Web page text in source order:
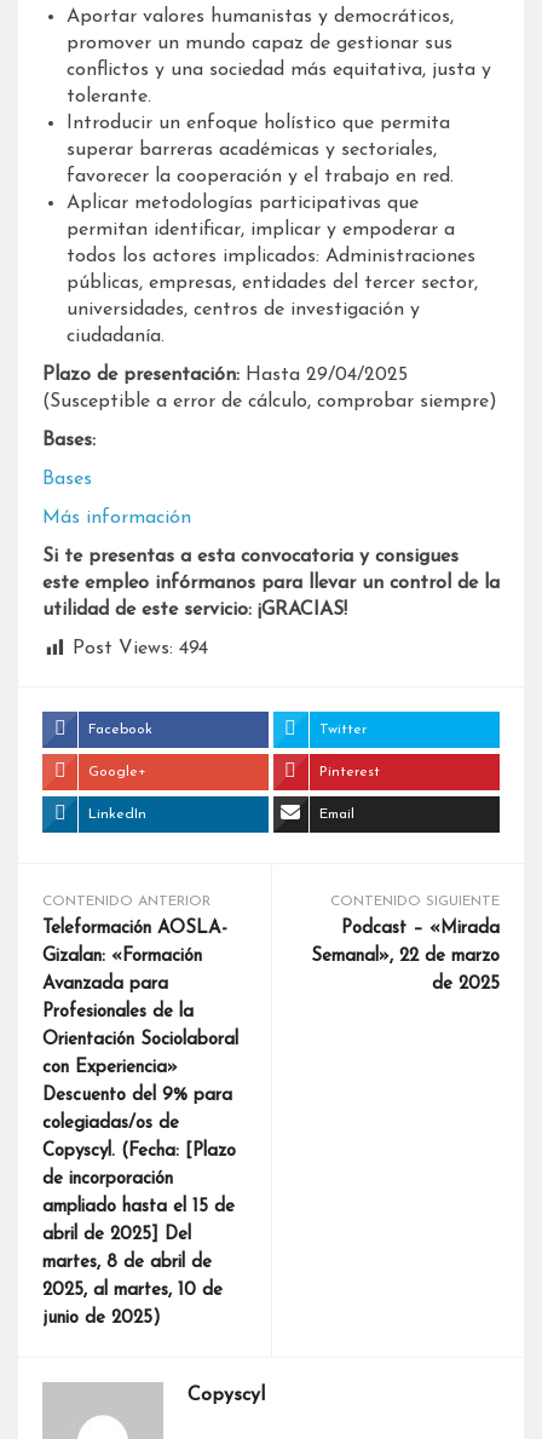
Aportar valores humanistas y democráticos,
promover un mundo capaz de gestionar sus
conflictos y una sociedad más equitativa, justa y
tolerante.
Introducir un enfoque holístico que permita
superar barreras académicas y sectoriales,
favorecer la cooperación y el trabajo en red.
Aplicar metodologías participativas que
permitan identificar, implicar y empoderar a
todos los actores implicados: Administraciones
públicas, empresas, entidades del tercer sector,
universidades, centros de investigación y
ciudadanía.
Plazo de presentación: Hasta 29/04/2025
(Susceptible a error de cálculo, comprobar siempre)
Bases:
Bases
Más información
Si te presentas a esta convocatoria y consigues
este empleo infórmanos para llevar un control de la
utilidad de este servicio: ¡GRACIAS!
Post Views: 494
Facebook Twitter
Google+ Pinterest
LinkedIn Email
CONTENIDO ANTERIOR
Teleformación AOSLA-
Gizalan: «Formación
Avanzada para
Profesionales de la
Orientación Sociolaboral
con Experiencia»
Descuento del 9% para
colegiadas/os de
Copyscyl. (Fecha: [Plazo
de incorporación
ampliado hasta el 15 de
abril de 2025] Del
martes, 8 de abril de
2025, al martes, 10 de
junio de 2025)
CONTENIDO SIGUIENTE
Podcast – «Mirada
Semanal», 22 de marzo
de 2025
Copyscyl